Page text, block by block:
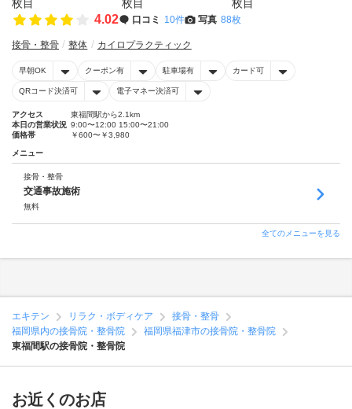
4.02 口コミ 10件 写真 88枚
接骨・整骨 整体 カイロプラクティック
早朝OK クーポン有 駐車場有 カード可
QRコード決済可 電子マネー決済可
アクセス
東福間駅から2.1km
本日の営業状況 9:00〜12:00 15:00〜21:00
価格帯
￥600〜￥3,980
メニュー
接骨・整骨
交通事故施術
無料
全てのメニューを見る
エキテン リラク・ボディケア
接骨・整骨
福岡県内の接骨院・整骨院
福岡県福津市の接骨院・整骨院
東福間駅の接骨院・整骨院
お近くのお店